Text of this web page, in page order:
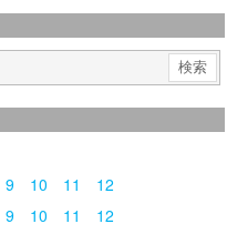
9 10 11
12
9 10 11
12